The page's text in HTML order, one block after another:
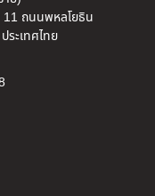
11 ถนนพหลโยธิน
ระเทศไทย